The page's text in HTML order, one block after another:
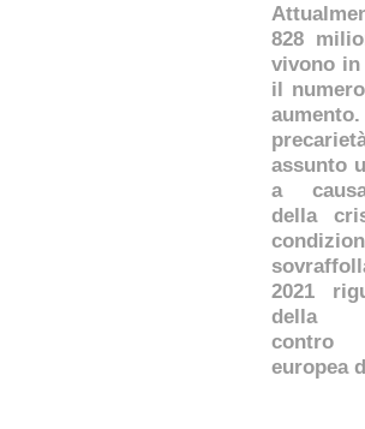
828
vivono in
il
assunto
a
della
2021
della
contro
europea